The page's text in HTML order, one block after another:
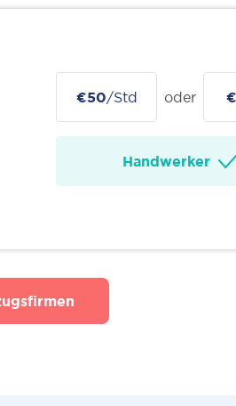
€50/Std oder
Handwerker